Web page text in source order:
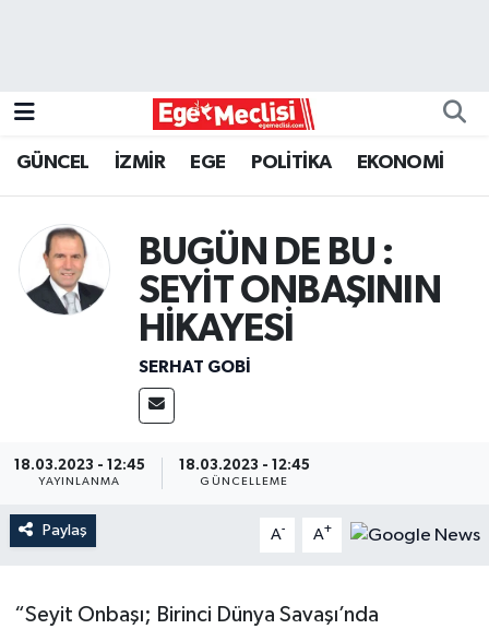
GÜNCEL İZMİR EGE POLİTİKA EKONOMİ
BUGÜN DE BU :
SEYİT ONBAŞININ
HİKAYESİ
SERHAT GOBİ
18.03.2023 - 12:45
YAYINLANMA
18.03.2023 - 12:45
GÜNCELLEME
Paylaş A- A+
“Seyit Onbaşı; Birinci Dünya Savaşı’nda
GÜNCEL
İZMİR
ÖZEL HABER
POLİTİKA
Programlar
SPOR
YAŞAM